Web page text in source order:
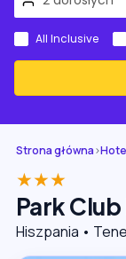
All Inclusive
Strona główna›
★★★
Park
Hiszpania •